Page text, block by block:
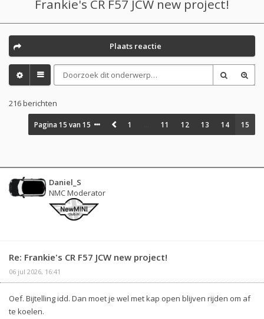
Frankie's CR F57 JCW new project!
Plaats reactie
216 berichten
Pagina15 van15 1 11 12 13 14 15
Daniel_S
NMC Moderator
Re: Frankie's CR F57 JCW new project!
06 jul 2026, 16:41
Oef. Bijtelling idd. Dan moet je wel met kap open blijven rijden om af
te koelen.